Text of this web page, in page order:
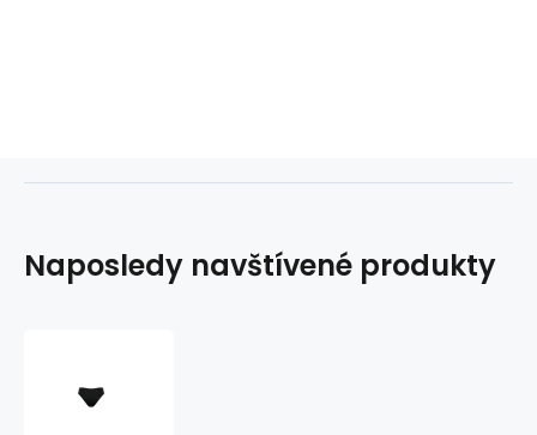
Naposledy navštívené produkty